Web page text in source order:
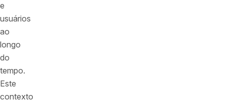
e
usuários
ao
longo
do
tempo.
Este
contexto